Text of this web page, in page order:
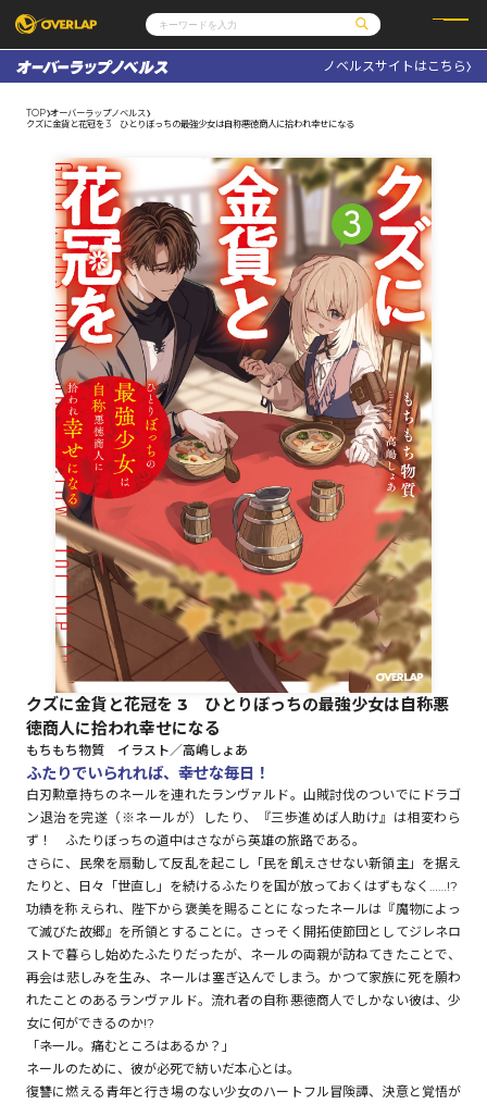
コミックガルド
コミッククリエ
LiQulle
ノベルス
ノベルスf
コミックエッセイ
ポケットモンスター
アニメ
ゲーム
OVERLAP STORE
オーバーラップ広報室
企業
会社概要
採用情報
アクセス
オーバーラップホールディングス
お問い合わせはこちら
オーバーラップ文庫
オーバーラップノベルス
オーバーラップノベルスf
ロサージュノベルス
コミックガルド
コミッククリエ
リキューレ
コミックパルフェ
コミックエッセイ
閉じる
ノベルスサイトはこちら
TOP オーバーラップノベルス
クズに金貨と花冠を 3 ひとりぼっちの最強少女は自称悪徳商人に拾われ幸せになる
クズに金貨と花冠を 3 ひとりぼっちの最強少女は自称悪
徳商人に拾われ幸せになる
もちもち物質 イラスト／高嶋しょあ
ふたりでいられれば、幸せな毎日！
白刃勲章持ちのネールを連れたランヴァルド。山賊討伐のついでにドラゴ
ン退治を完遂（※ネールが）したり、『三歩進めば人助け』は相変わら
ず！ ふたりぼっちの道中はさながら英雄の旅路である。
さらに、民衆を扇動して反乱を起こし「民を飢えさせない新領主」を据え
たりと、日々「世直し」を続けるふたりを国が放っておくはずもなく……!?
功績を称えられ、陛下から褒美を賜ることになったネールは『魔物によっ
て滅びた故郷』を所領とすることに。さっそく開拓使節団としてジレネロ
ストで暮らし始めたふたりだったが、ネールの両親が訪ねてきたことで、
再会は悲しみを生み、ネールは塞ぎ込んでしまう。かつて家族に死を願わ
れたことのあるランヴァルド。流れ者の自称悪徳商人でしかない彼は、少
女に何ができるのか!?
「――ネール。痛むところはあるか？」
ネールのために、彼が必死で紡いだ本心とは。
復讐に燃える青年と行き場のない少女のハートフル冒険譚、決意と覚悟が